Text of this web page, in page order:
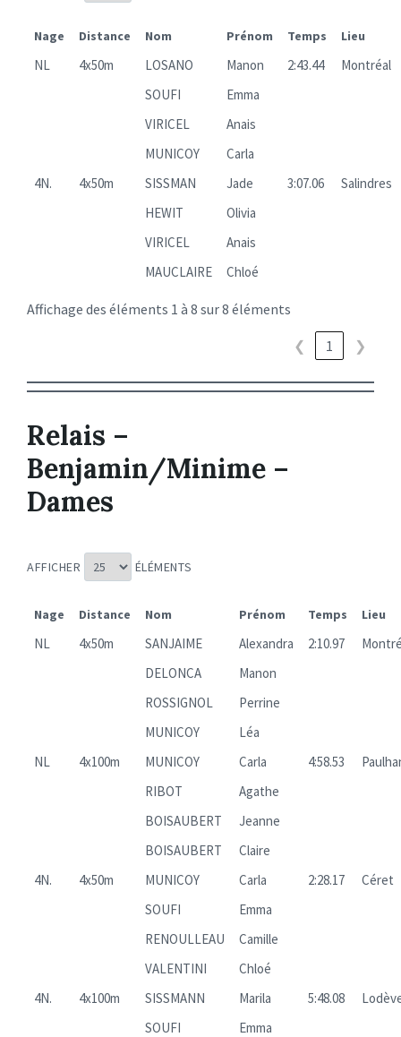
Nage Distance Nom Prénom Temps Lieu
NL 4x50m LOSANO Manon 2:43.44
Montréal
SOUFI
Emma
VIRICEL
Anais
MUNICOY
Carla
4N.
4x50m SISSMAN Jade 3:07.06
Salindres
HEWIT
Olivia
VIRICEL
Anais
MAUCLAIRE
Chloé
Affichage des éléments 1 à 8 sur 8 éléments
❮ 1 ❯
Relais –
Benjamin/Minime –
Dames
AFFICHER ÉLÉMENTS
Nage Distance Nom Prénom Temps Lieu
NL 4x50m SANJAIME Alexandra 2:10.97
DELONCA
Manon
ROSSIGNOL
Perrine
MUNICOY
Léa
NL
4x100m MUNICOY Carla 4:58.53
RIBOT
Agathe
BOISAUBERT
Jeanne
BOISAUBERT
Claire
4N.
4x50m MUNICOY Carla 2:28.17
Céret
SOUFI
Emma
RENOULLEAU
Camille
VALENTINI
Chloé
4N.
4x100m SISSMANN Marila 5:48.08
SOUFI
Emma